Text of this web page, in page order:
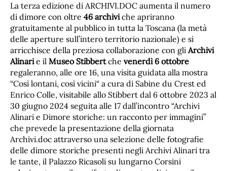
La terza edizione di ARCHIVI.DOC aumenta il numero
di dimore con oltre 46 archiviche apriranno
gratuitamente al pubblico in tutta la Toscana (la metà
delle aperture sull’intero territorio nazionale) e si
arricchisce della preziosa collaborazione con gliArchivi
Alinarie il Museo Stibbertche venerdì 6 ottobre
regaleranno, alle ore 16, una visita guidata alla mostra
“Così lontani, così vicini“ a cura di Sabine du Crest ed
Enrico Colle, visitabile allo Stibbert dal 6 ottobre 2023 al
30 giugno 2024 seguita alle 17 dall’incontro “Archivi
Alinari e Dimore storiche: un racconto per immagini”
che prevede la presentazione della giornata
Archivi.doc attraverso una selezione delle fotografie
delle dimore storiche presenti negli Archivi Alinari tra
le tante, il Palazzo Ricasoli su lungarno Corsini